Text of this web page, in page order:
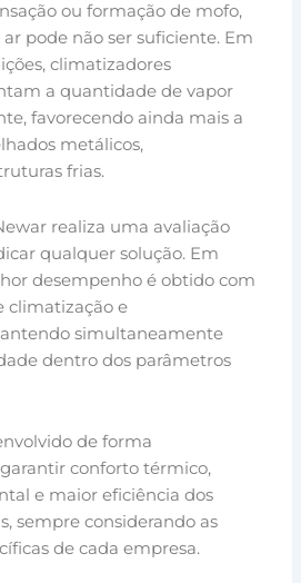
ou formação de mofo,
pode não ser suficiente. Em
climatizadores
a quantidade de vapor
favorecendo ainda mais a
metálicos,
frias.
realiza uma avaliação
qualquer solução. Em
desempenho é obtido com
climatização e
simultaneamente
dentro dos parâmetros
de forma
conforto térmico,
e maior eficiência dos
sempre considerando as
de cada empresa.